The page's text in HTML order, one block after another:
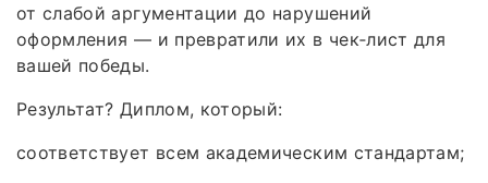
от слабой аргументации до нарушений
оформления — и превратили их в чек‑лист для
вашей победы.
Результат? Диплом, который:
соответствует всем академическим стандартам;